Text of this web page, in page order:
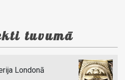
tuvumā
Londonā